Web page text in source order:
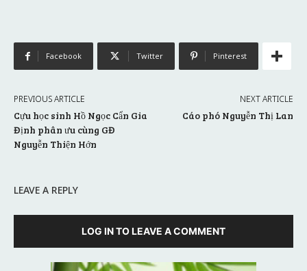
Facebook Twitter Pinterest
PREVIOUS ARTICLE
Cựu học sinh Hồ Ngọc Cẩn Gia
Định phân ưu cùng GĐ
Nguyễn Thiện Hớn
NEXT ARTICLE
Cáo phó Nguyễn Thị Lan
LEAVE A REPLY
LOG IN TO LEAVE A COMMENT